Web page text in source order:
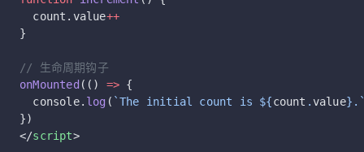
  count.value
++
}
// 生命周期钩子
onMounted (() => {
  console.
log ( `The initial count is ${count .value
})
</script>